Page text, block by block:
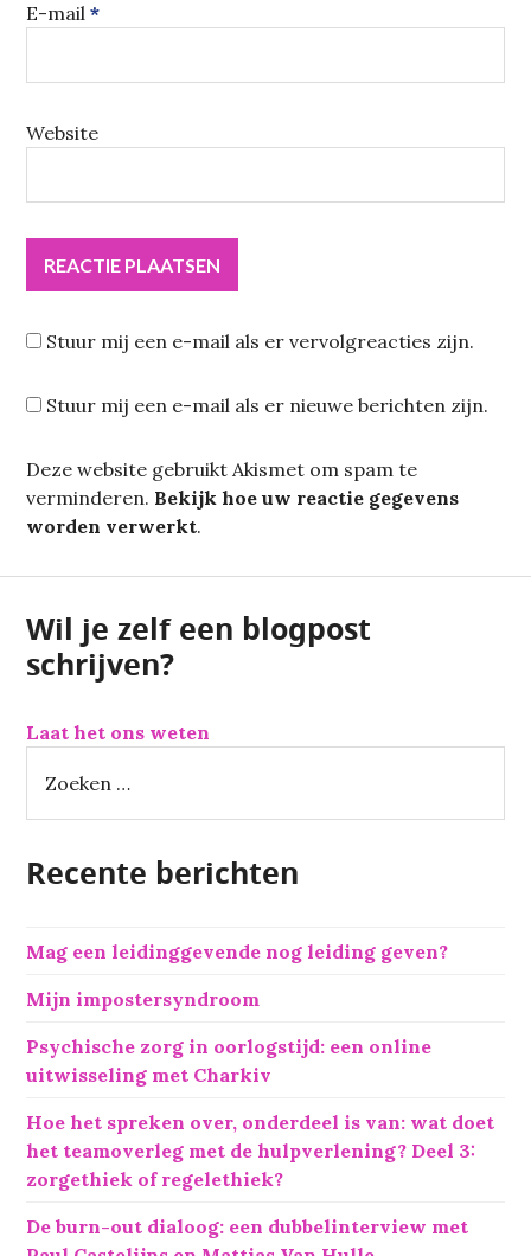
E-mail*
Website
Stuur mij een e-mail als er vervolgreacties zijn.
Stuur mij een e-mail als er nieuwe berichten zijn.
Deze website gebruikt Akismet om spam te
verminderen. Bekijk hoe uw reactie gegevens
worden verwerkt.
Wil je zelf een blogpost
schrijven?
Laat het ons weten
e
e
a
a
:
Recente berichten
Mag een leidinggevende nog leiding geven?
Mijn impostersyndroom
Psychische zorg in oorlogstijd: een online
uitwisseling met Charkiv
Hoe het spreken over, onderdeel is van: wat doet
het teamoverleg met de hulpverlening? Deel 3:
zorgethiek of regelethiek?
De burn-out dialoog: een dubbelinterview met